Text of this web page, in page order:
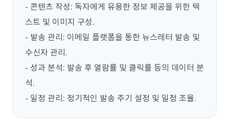
- 콘텐츠 작성: 독자에게 유용한 정보 제공을 위한 텍
스트 및 이미지 구성.
- 발송 관리: 이메일 플랫폼을 통한 뉴스레터 발송 및
수신자 관리.
- 성과 분석: 발송 후 열람률 및 클릭률 등의 데이터 분
석.
- 일정 관리: 정기적인 발송 주기 설정 및 일정 조율.